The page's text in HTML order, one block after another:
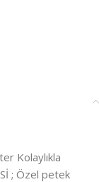
Kolaylıkla
; Özel petek